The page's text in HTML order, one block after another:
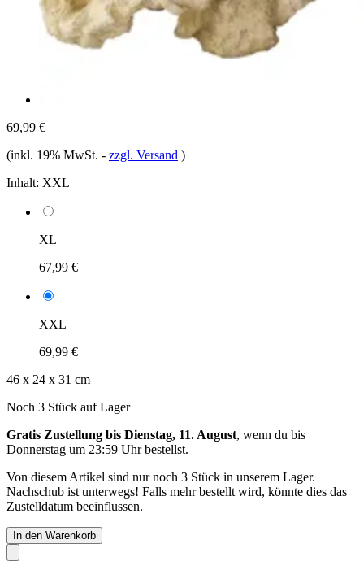
69,99 €
(inkl. 19% MwSt. - zzgl. Versand )
Inhalt: XXL
XL
67,99 €
XXL
69,99 €
46 x 24 x 31 cm
Noch 3 Stück auf Lager
Gratis Zustellung bis Dienstag, 11. August, wenn du bis
Donnerstag um 23:59 Uhrbestellst.
Von diesem Artikel sind nur noch 3 Stück in unserem Lager.
Nachschub ist unterwegs! Falls mehr bestellt wird, könnte dies das
Zustelldatum beeinflussen.
In den Warenkorb